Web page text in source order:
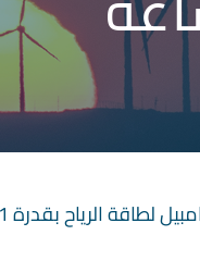
1 جيجاواط مزودة بنظام بطاريات تخزين بسعة 600 ميجاواط ساعة